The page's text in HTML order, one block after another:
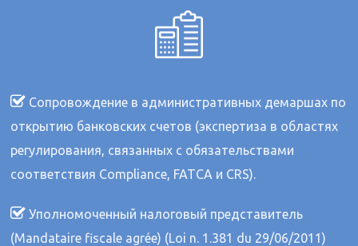
Сопровождение в административных демаршах по
открытию банковских счетов (экспертиза в областях
регулирования, связанных с обязательствами
соответствия Compliance, FATCA и CRS).
Уполномоченный налоговый представитель
(Mandataire fiscale agrée) (Loi n. 1.381 du 29/06/2011)